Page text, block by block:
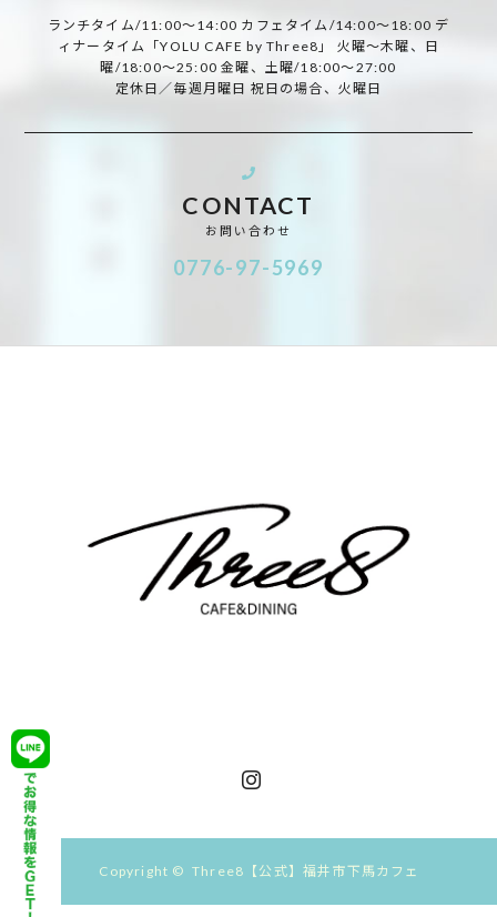
ランチタイム/11:00～14:00 カフェタイム/14:00～18:00 デ
ィナータイム「YOLU CAFE by Three8」 火曜～木曜、日
曜/18:00～25:00 金曜、土曜/18:00～27:00
定休日／毎週月曜日 祝日の場合、火曜日
CONTACT
お問い合わせ
0776-97-5969
Copyright © Three8【公式】福井市下馬カフェ